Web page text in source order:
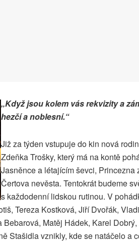
„Když jsou kolem vás rekvizity a
hezčí a noblesní.“
Již za týden vstupuje do kin nová
Zdeňka Trošky, který má na kontě
Jasněnce a létajícím ševci, Princezna
Čertova nevěsta. Tentokrát budeme
s každodenní lidskou rutinou. V
Tereza Kostková, Jiří Dvořák,
Bebarová, Matěj Hádek, Karel
Stašidla vznikly, kde se natáčelo a